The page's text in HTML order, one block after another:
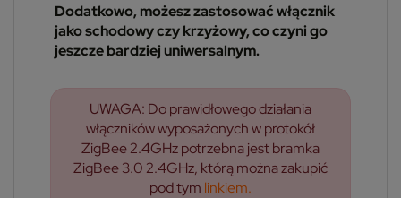
Dodatkowo, możesz zastosować włącznik
jako schodowy czy krzyżowy, co czyni go
jeszcze bardziej uniwersalnym.
UWAGA: Do prawidłowego działania
włączników wyposażonych w protokół
ZigBee 2.4GHz potrzebna jest bramka
ZigBee 3.0 2.4GHz, którą można zakupić
pod tym linkiem.